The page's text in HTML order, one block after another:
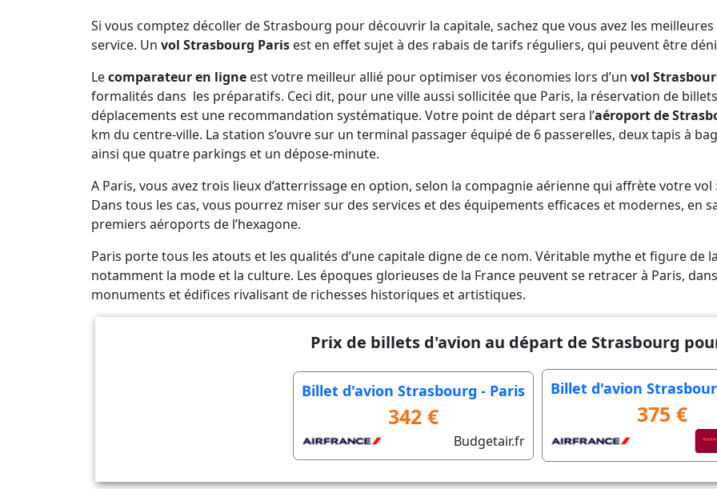
Si vous comptez décoller de Strasbourg pour découvrir la capitale, sachez que vous avez les
service. Un vol Strasbourg Paris est en effet sujet à des rabais de tarifs réguliers, qui peuvent être
Lecomparateur en ligne est votre meilleur allié pour optimiser vos économies lors d’un vol
formalités dans les préparatifs. Ceci dit, pour une ville aussi sollicitée que Paris, la réservation de
déplacements est une recommandation systématique. Votre point de départ sera l’aéroport de
km du centre-ville. La station s’ouvre sur un terminal passager équipé de 6 passerelles, deux tapis à
ainsi que quatre parkings et un dépose-minute.
A Paris, vous avez trois lieux d’atterrissage en option, selon la compagnie aérienne qui affrète votre vol
Dans tous les cas, vous pourrez miser sur des services et des équipements efficaces et modernes, en
premiers aéroports de l’hexagone.
Paris porte tous les atouts et les qualités d’une capitale digne de ce nom. Véritable mythe et figure de
notamment la mode et la culture. Les époques glorieuses de la France peuvent se retracer à Paris,
monuments et édifices rivalisant de richesses historiques et artistiques.
Prix de billets d'avion au départ de Strasbourg
Billet d'avion Strasbourg - Paris
342 €
Budgetair.fr
Billet d'avion
375 €